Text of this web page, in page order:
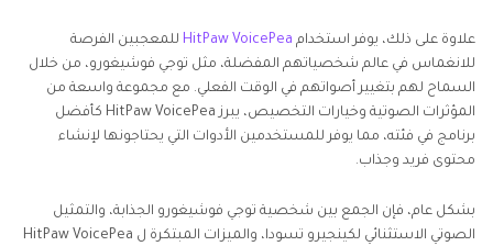
علاوة على ذلك، يوفر استخدام HitPaw VoicePea للمعجبين الفرصة
للانغماس في عالم شخصياتهم المفضلة، مثل توجي فوشيغورو، من خلال
السماح لهم بتغيير أصواتهم في الوقت الفعلي. مع مجموعة واسعة من
المؤثرات الصوتية وخيارات التخصيص، يبرز HitPaw VoicePea كأفضل
برنامج في فئته، مما يوفر للمستخدمين الأدوات التي يحتاجونها لإنشاء
محتوى فريد وجذاب.
بشكل عام، فإن الجمع بين شخصية توجي فوشيغورو الجذابة، والتمثيل
الصوتي الاستثنائي لكينجيرو تسودا، والميزات المبتكرة ل HitPaw VoicePea